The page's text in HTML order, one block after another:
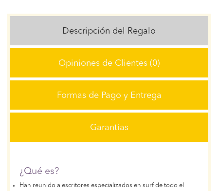
Descripción del Regalo
Opiniones de Clientes (0)
Formas de Pago y Entrega
Garantías
¿Qué es?
Han reunido a escritores especializados en surf de todo el